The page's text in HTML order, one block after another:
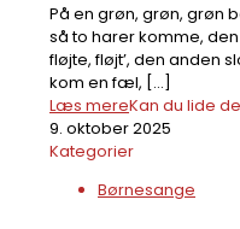
På en grøn, grøn, grøn
så to harer komme,
fløjte, fløjt’, den anden
kom en fæl, […]
Kan du lide
Læs mere
9. oktober 2025
Kategorier
Børnesange